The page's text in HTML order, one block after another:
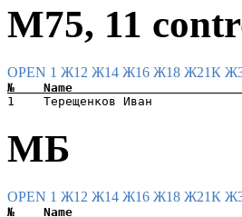
М75, 11
OPEN 1 Ж12 Ж14 Ж16 Ж18 Ж21К
МБ
OPEN 1 Ж12 Ж14 Ж16 Ж18 Ж21К